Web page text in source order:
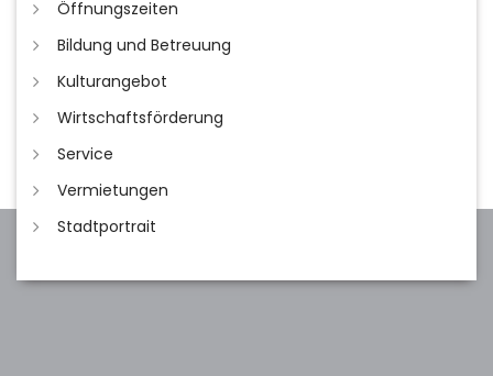
Öffnungszeiten
Bildung und Betreuung
Kulturangebot
Wirtschaftsförderung
Service
Vermietungen
Stadtportrait